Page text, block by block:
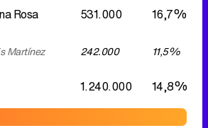
Rosa
531.000 16,7%
Martínez
242.000 11,5%
1.240.000 14,8%